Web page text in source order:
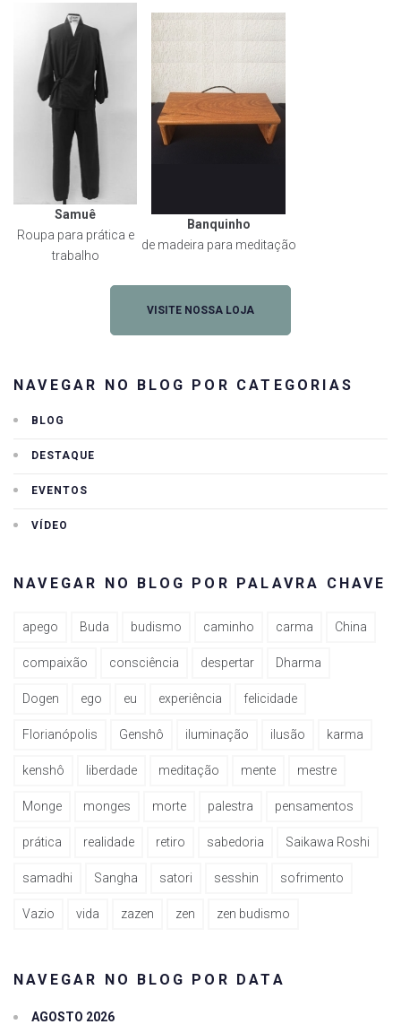
Samuê
Roupa para prática e
trabalho
Banquinho
de madeira para meditação
VISITE NOSSA LOJA
NAVEGAR NO BLOG POR CATEGORIAS
BLOG
DESTAQUE
EVENTOS
VÍDEO
NAVEGAR NO BLOG POR PALAVRA CHAVE
apego Buda budismo caminho carma China
compaixão consciência despertar Dharma
Dogen ego eu experiência felicidade
Florianópolis Genshô iluminação ilusão karma
kenshô liberdade meditação mente mestre
Monge monges morte palestra pensamentos
prática realidade retiro sabedoria Saikawa Roshi
samadhi Sangha satori sesshin sofrimento
Vazio vida zazen zen zen budismo
NAVEGAR NO BLOG POR DATA
AGOSTO 2026